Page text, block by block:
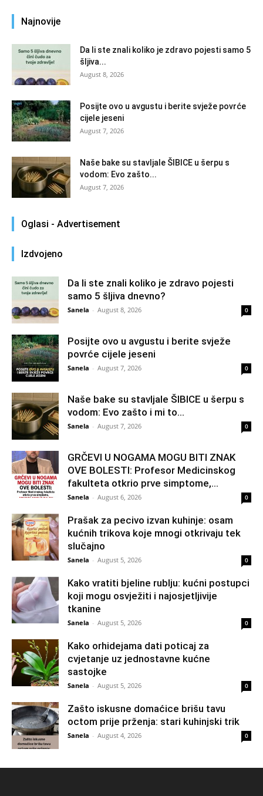
Najnovije
Da li ste znali koliko je zdravo pojesti samo 5
šljiva...
August 8, 2026
Posijte ovo u avgustu i berite svježe povrće
cijele jeseni
August 7, 2026
Naše bake su stavljale ŠIBICE u šerpu s
vodom: Evo zašto...
August 7, 2026
Oglasi - Advertisement
Izdvojeno
Da li ste znali koliko je zdravo pojesti
samo 5 šljiva dnevno?
Sanela - August 8, 2026 0
Posijte ovo u avgustu i berite svježe
povrće cijele jeseni
Sanela - August 7, 2026 0
Naše bake su stavljale ŠIBICE u šerpu s
vodom: Evo zašto i mi to...
Sanela - August 7, 2026 0
GRČEVI U NOGAMA MOGU BITI ZNAK
OVE BOLESTI: Profesor Medicinskog
fakulteta otkrio prve simptome,...
Sanela - August 6, 2026 0
Prašak za pecivo izvan kuhinje: osam
kućnih trikova koje mnogi otkrivaju tek
slučajno
Sanela - August 5, 2026 0
Kako vratiti bjeline rublju: kućni postupci
koji mogu osvježiti i najosjetljivije
tkanine
Sanela - August 5, 2026 0
Kako orhidejama dati poticaj za
cvjetanje uz jednostavne kućne
sastojke
Sanela - August 5, 2026 0
Zašto iskusne domaćice brišu tavu
octom prije prženja: stari kuhinjski trik
Sanela - August 4, 2026 0